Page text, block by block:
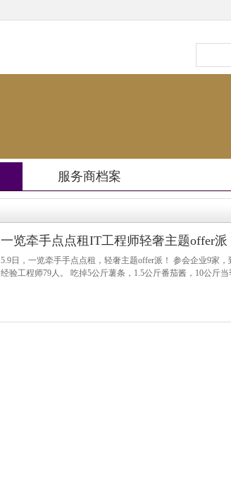
服务商档案
一览牵手点点租IT工程师轻奢主题offer派
5.9日，一览牵手手点点租，轻奢主题offer派！ 参会企业9家
经验工程师79人。 吃掉5公斤薯条，1.5公斤番茄酱，10公斤